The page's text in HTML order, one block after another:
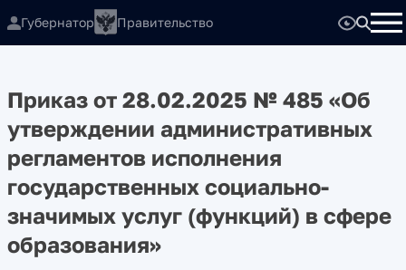
Губернатор Правительство
Приказ от 28.02.2025 № 485 «Об
утверждении административных
регламентов исполнения
государственных социально-
значимых услуг (функций) в сфере
образования»